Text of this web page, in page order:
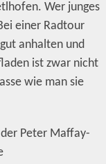
Wer junges
einer Radtour
anhalten und
ist zwar nicht
wie man sie
Peter Maffay-